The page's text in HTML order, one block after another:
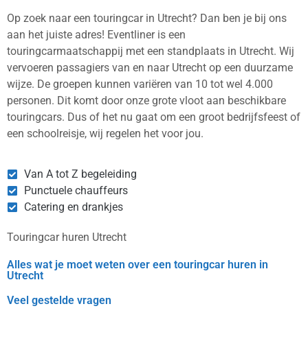
Touringcar huren Utrecht
Op zoek naar een touringcar in Utrecht? Dan ben je bij ons
aan het juiste adres! Eventliner is een
touringcarmaatschappij met een standplaats in Utrecht. Wij
vervoeren passagiers van en naar Utrecht op een duurzame
wijze. De groepen kunnen variëren van 10 tot wel 4.000
personen. Dit komt door onze grote vloot aan beschikbare
touringcars. Dus of het nu gaat om een groot bedrijfsfeest of
een schoolreisje, wij regelen het voor jou.
Van A tot Z begeleiding
Punctuele chauffeurs
Catering en drankjes
Alles wat je moet weten over een touringcar huren in
Utrecht
Veel gestelde vragen